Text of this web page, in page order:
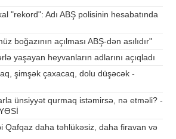
"rekord": Adı ABŞ polisinin hesabatında
boğazının açılması ABŞ-dən asılıdır"
yaşayan heyvanların adlarını açıqladı
şimşək çaxacaq, dolu düşəcək -
ünsiyyət qurmaq istəmirsə, nə etməli? -
Qafqaz daha təhlükəsiz, daha firavan və